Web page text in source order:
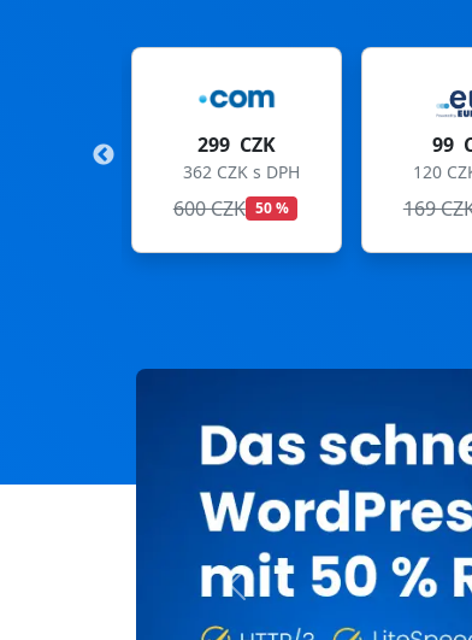
299 CZK
362 CZK s DPH
99 CZK
120 CZK s DPH
169 CZK
Previous